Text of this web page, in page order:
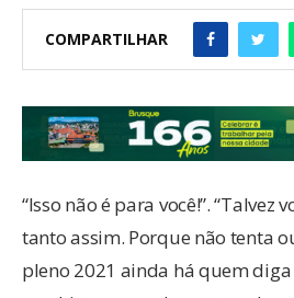
COMPARTILHAR
“Isso não é para você!”. “Talvez
tanto assim. Porque não tenta
pleno 2021 ainda há quem diga